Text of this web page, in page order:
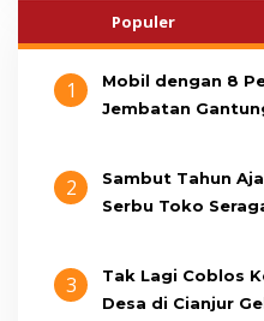
Populer
1
Mobil dengan 8
Jembatan
2
Sambut Tahun
Serbu Toko
3
Tak Lagi Coblos
Desa di Cianjur